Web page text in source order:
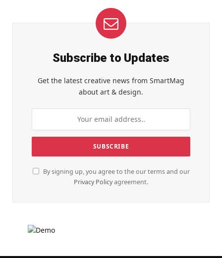
Subscribe to Updates
Get the latest creative news from SmartMag
about art & design.
By signing up, you agree to the our terms and our
Privacy Policyagreement.